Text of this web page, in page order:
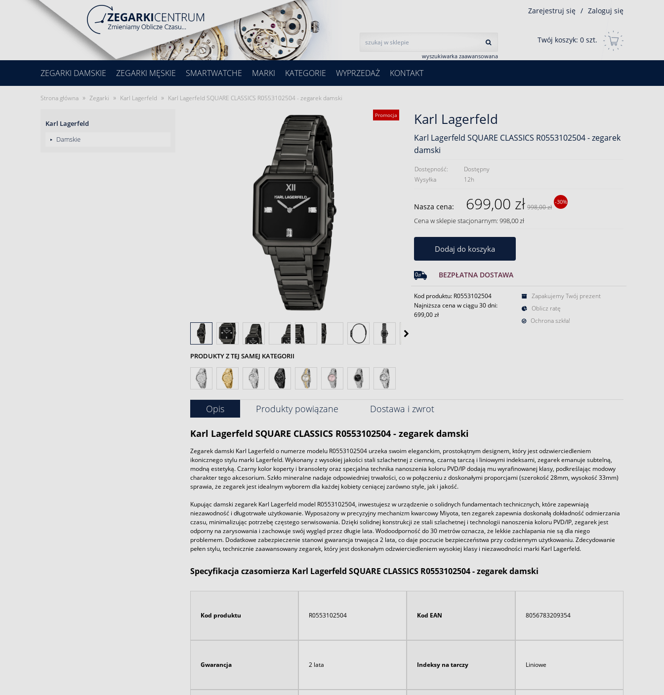
wyszukiwarka zaawansowana
Zarejestruj się / Zaloguj się
Twój koszyk: 0 szt.
ZEGARKI DAMSKIE ZEGARKI MĘSKIE SMARTWATCHE MARKI KATEGORIE WYPRZEDAŻ KONTAKT
Strona główna » Zegarki » Karl Lagerfeld » Karl Lagerfeld SQUARE CLASSICS R0553102504 - zegarek damski
Karl Lagerfeld
Damskie
Promocja
PRODUKTY Z TEJ SAMEJ KATEGORII
Karl Lagerfeld
Karl Lagerfeld SQUARE CLASSICS R0553102504 - zegarek
damski
Dostępność:
Dostępny
Wysyłka
12h
Nasza cena: 699,00 zł 998,00 zł
-30%
Cena w sklepie stacjonarnym: 998,00 zł
Dodaj do koszyka
BEZPŁATNA DOSTAWA
Kod produktu: R0553102504
Najniższa cena w ciągu 30 dni:
699,00 zł
Zapakujemy Twój prezent
Oblicz ratę
Ochrona szkła!
Opis Produkty powiązane Dostawa i zwrot
Karl Lagerfeld SQUARE CLASSICS R0553102504 - zegarek damski
Zegarek damski Karl Lagerfeld o numerze modelu R0553102504 urzeka swoim eleganckim, prostokątnym designem, który jest odzwierciedleniem
ikonicznego stylu marki Lagerfeld. Wykonany z wysokiej jakości stali szlachetnej z ciemną, czarną tarczą i liniowymi indeksami, zegarek emanuje subtelną,
modną estetyką. Czarny kolor koperty i bransolety oraz specjalna technika nanoszenia koloru PVD/IP dodają mu wyrafinowanej klasy, podkreślając modowy
charakter tego akcesorium. Szkło mineralne nadaje odpowiedniej trwałości, co w połączeniu z doskonałymi proporcjami (szerokość 28mm, wysokość 33mm)
sprawia, że zegarek jest idealnym wyborem dla każdej kobiety ceniącej zarówno style, jak i jakość.
Kupując damski zegarek Karl Lagerfeld model R0553102504, inwestujesz w urządzenie o solidnych fundamentach technicznych, które zapewniają
niezawodność i długotrwałe użytkowanie. Wyposażony w precyzyjny mechanizm kwarcowy Miyota, ten zegarek zapewnia doskonałą dokładność odmierzania
czasu, minimalizując potrzebę częstego serwisowania. Dzięki solidnej konstrukcji ze stali szlachetnej i technologii nanoszenia koloru PVD/IP, zegarek jest
odporny na zarysowania i zachowuje swój wygląd przez długie lata. Wodoodporność do 30 metrów oznacza, że lekkie zachlapania nie są dla niego
problemem. Dodatkowe zabezpieczenie stanowi gwarancja trwająca 2 lata, co daje poczucie bezpieczeństwa przy codziennym użytkowaniu. Zdecydowanie
pełen stylu, technicznie zaawansowany zegarek, który jest doskonałym odzwierciedleniem wysokiej klasy i niezawodności marki Karl Lagerfeld.
Specyfikacja czasomierza Karl Lagerfeld SQUARE CLASSICS R0553102504 - zegarek damski
Kod produktu R0553102504 Kod EAN 8056783209354
Gwarancja 2 lata Indeksy na tarczy Liniowe